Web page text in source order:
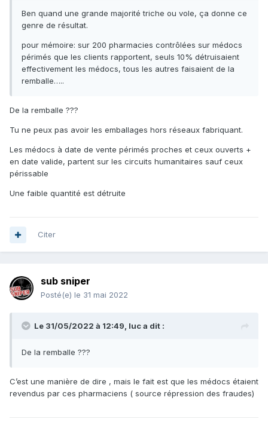
Ben quand une grande majorité triche ou vole, ça donne ce
genre de résultat.
pour mémoire: sur 200 pharmacies contrôlées sur médocs
périmés que les clients rapportent, seuls 10% détruisaient
effectivement les médocs, tous les autres faisaient de la
remballe…..
De la remballe ???
Tu ne peux pas avoir les emballages hors réseaux fabriquant.
Les médocs à date de vente périmés proches et ceux ouverts +
en date valide, partent sur les circuits humanitaires sauf ceux
périssable
Une faible quantité est détruite
Citer
sub sniper
Posté(e) le 31 mai 2022
Le 31/05/2022 à 12:49, luca dit :
De la remballe ???
C’est une manière de dire , mais le fait est que les médocs étaient
revendus par ces pharmaciens ( source répression des fraudes)